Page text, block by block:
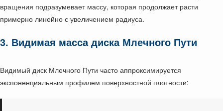
вращения подразумевает массу, которая продолжает расти
примерно линейно с увеличением радиуса.
3. Видимая масса диска Млечного Пути
Видимый диск Млечного Пути часто аппроксимируется
экспоненциальным профилем поверхностной плотности: